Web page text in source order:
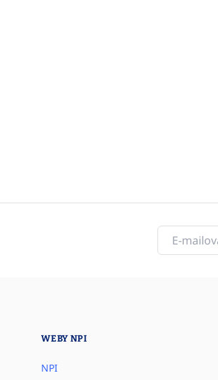
WEBY NPI
NPI